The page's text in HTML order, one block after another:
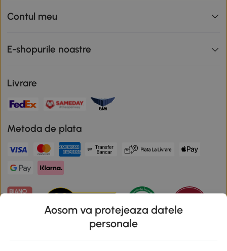
Contul meu
E-shopurile noastre
Livrare
Metoda de plata
Aosom va protejeaza datele
personale